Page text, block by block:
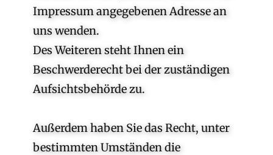
Impressum angegebenen Adresse an
uns wenden.
Des Weiteren steht Ihnen ein
Beschwerderecht bei der zuständigen
Aufsichtsbehörde zu.
Außerdem haben Sie das Recht, unter
bestimmten Umständen die